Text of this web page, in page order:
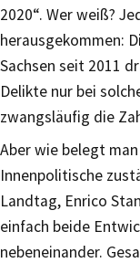
2020“. Wer weiß?
herausgekommen:
Sachsen seit 2011
Delikte nur bei
zwangsläufig die
Aber wie belegt
Innenpolitische
Landtag, Enrico
einfach beide
nebeneinander.